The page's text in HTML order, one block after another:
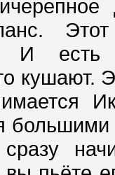
И
кушают.